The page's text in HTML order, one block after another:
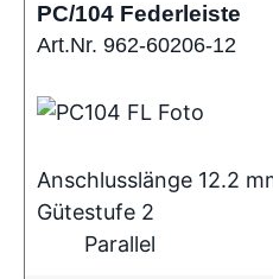
PC/104 Federleiste
Art.Nr. 962-60206-12
Anschlusslänge 12.2
Gütestufe 2
Parallel